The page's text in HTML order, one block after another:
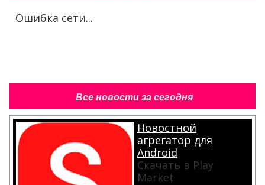
Ошибка сети...
Все новости за сегодня
Новостной
агрегатор для
Android
Скачать в Play
Market